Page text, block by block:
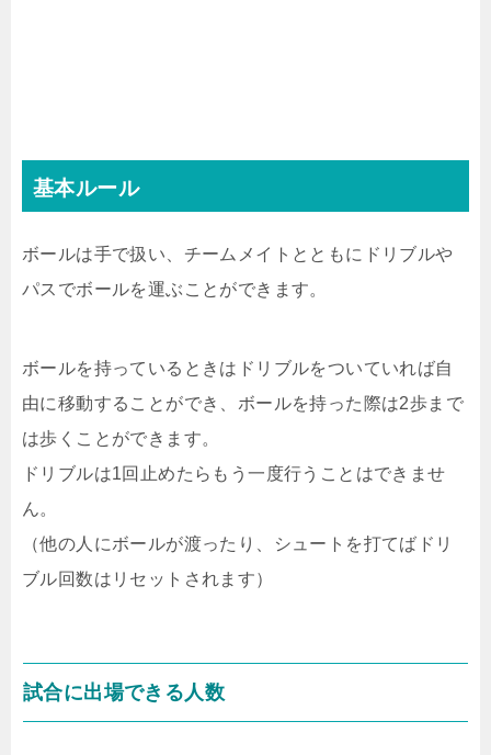
基本ルール
ボールは手で扱い、チームメイトとともにドリブルや
パスでボールを運ぶことができます。
ボールを持っているときはドリブルをついていれば自
由に移動することができ、ボールを持った際は2歩まで
は歩くことができます。
ドリブルは1回止めたらもう一度行うことはできませ
ん。
（他の人にボールが渡ったり、シュートを打てばドリ
ブル回数はリセットされます）
試合に出場できる人数